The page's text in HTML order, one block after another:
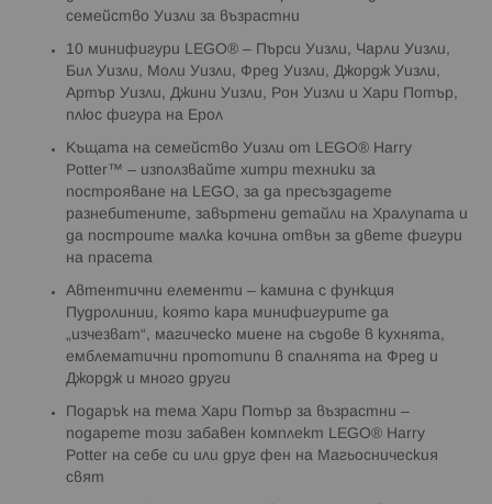
семейство Уизли за възрастни
10 минифигури LEGO® – Пърси Уизли, Чарли Уизли,
Бил Уизли, Моли Уизли, Фред Уизли, Джордж Уизли,
Артър Уизли, Джини Уизли, Рон Уизли и Хари Потър,
плюс фигура на Ерол
Къщата на семейство Уизли от LEGO® Harry
Potter™ – използвайте хитри техники за
построяване на LEGO, за да пресъздадете
разнебитените, завъртени детайли на Хралупата и
да построите малка кочина отвън за двете фигури
на прасета
Автентични елементи – камина с функция
Пудролинии, която кара минифигурите да
„изчезват“, магическо миене на съдове в кухнята,
емблематични прототипи в спалнята на Фред и
Джордж и много други
Подарък на тема Хари Потър за възрастни –
подарете този забавен комплект LEGO® Harry
Potter на себе си или друг фен на Магьосническия
свят